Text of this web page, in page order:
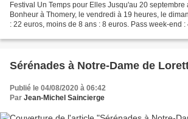
Festival Un Temps pour Elles Jusqu'au 20
Bonheur à Thomery, le vendredi à 19 heures, le
: 22 euros, moins de 8 ans : 8 euros. Pass week-end
Sérénades à Notre-Dame de
Publié le 04/08/2020 à 06:42
Par Jean-Michel Saincierge